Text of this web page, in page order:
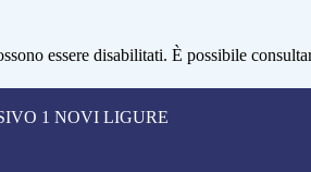
essere disabilitati. È possibile
1 NOVI LIGURE